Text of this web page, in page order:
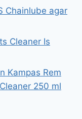
Chainlube agar
Cleaner Is
Kampas Rem
250 ml